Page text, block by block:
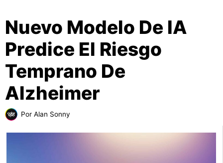
Nuevo Modelo De IA
Predice El Riesgo
Temprano De
Alzheimer
Por Alan Sonny